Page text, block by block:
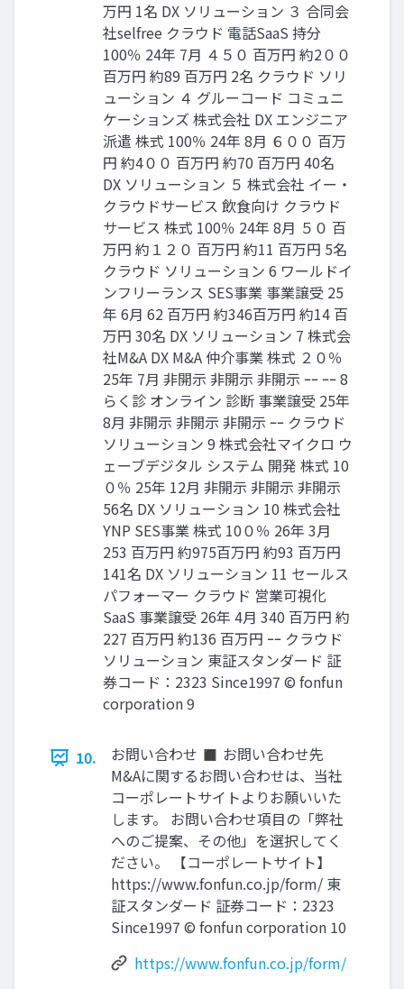
万円 1名 DX ソリューション ３ 合同会
社selfree クラウド 電話SaaS 持分
100％ 24年 7月 ４５０ 百万円 約2００
百万円 約89 百万円 2名 クラウド ソリ
ューション ４ グルーコード コミュニ
ケーションズ 株式会社 DX エンジニア
派遣 株式 100％ 24年 8月 ６００ 百万
円 約4００ 百万円 約70 百万円 40名
DX ソリューション ５ 株式会社 イー・
クラウドサービス 飲食向け クラウド
サービス 株式 100％ 24年 8月 ５０ 百
万円 約１２０ 百万円 約11 百万円 5名
クラウド ソリューション 6 ワールドイ
ンフリーランス SES事業 事業譲受 25
年 6月 62 百万円 約346百万円 約14 百
万円 30名 DX ソリューション 7 株式会
社M&A DX M&A 仲介事業 株式 ２０％
25年 7月 非開示 非開示 非開示 ｰｰ ｰｰ 8
らく診 オンライン 診断 事業譲受 25年
8月 非開示 非開示 非開示 ｰｰ クラウド
ソリューション 9 株式会社マイクロ ウ
ェーブデジタル システム 開発 株式 10
０％ 25年 12月 非開示 非開示 非開示
56名 DX ソリューション 10 株式会社
YNP SES事業 株式 10０％ 26年 3月
253 百万円 約975百万円 約93 百万円
141名 DX ソリューション 11 セールス
パフォーマー クラウド 営業可視化
SaaS 事業譲受 26年 4月 340 百万円 約
227 百万円 約136 百万円 ｰｰ クラウド
ソリューション 東証スタンダード 証
券コード：2323 Since1997 © fonfun
corporation 9
10.
お問い合わせ ◼ お問い合わせ先
M&Aに関するお問い合わせは、当社
コーポレートサイトよりお願いいた
します。 お問い合わせ項目の「弊社
へのご提案、その他」を選択してく
ださい。 【コーポレートサイト】
https://www.fonfun.co.jp/form/ 東
証スタンダード 証券コード：2323
Since1997 © fonfun corporation 10
https://www.fonfun.co.jp/form/